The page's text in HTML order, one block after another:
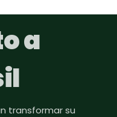
a
transformar su